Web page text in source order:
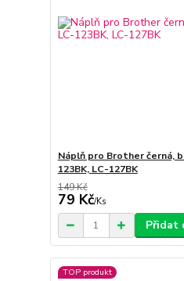
Náplň pro Brother černá,
123BK, LC-127BK
149 Kč
79 Kč/Ks
Přidat
TOP produkt